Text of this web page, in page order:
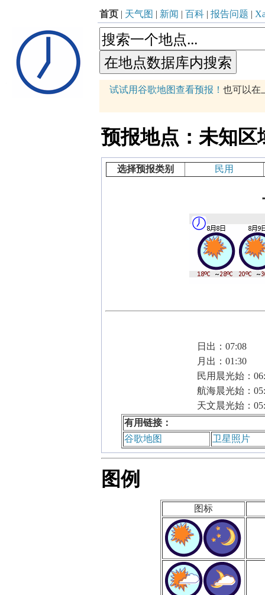
首页 | 天气图 | 新闻 | 百科 | 报告问题 |
试试用谷歌地图查看预报！ 也可以在
预报地点：未知区
选择预报类别 民用
日出：07:08
月出：01:30
民用晨光始：
航海晨光始：
天文晨光始：
有用链接：
谷歌地图
卫星照片
图例
图标